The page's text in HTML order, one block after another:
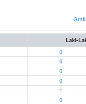
Laki-
0
0
0
0
1
0